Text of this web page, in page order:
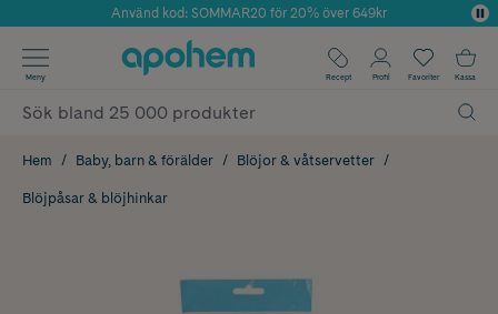
Årets Butik 2025 inom Skönhet
Använd kod: SOMMAR20 för 20% över 649kr
✓ Fri frakt
✓ Poäng på alla köp*
Meny Recept Profil Favoriter Kassa
Hem Baby, barn & förälder Blöjor & våtservetter
Blöjpåsar & blöjhinkar